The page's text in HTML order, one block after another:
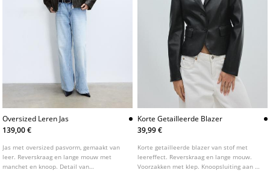
Oversized Leren Jas
139,00 €
Jas met oversized pasvorm, gemaakt van
leer. Reverskraag en lange mouw met
manchet en knoop. Detail van
Korte Getailleerde Blazer
39,99 €
Korte getailleerde blazer van stof met
leereffect. Reverskraag en lange mouw.
Voorzakken met klep. Knoopsluiting aan de